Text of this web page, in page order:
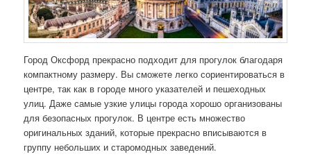
Город Оксфорд прекрасно подходит для прогулок благодаря
компактному размеру. Вы сможете легко сориентироваться в
центре, так как в городе много указателей и пешеходных
улиц. Даже самые узкие улицы города хорошо организованы
для безопасных прогулок. В центре есть множество
оригинальных зданий, которые прекрасно вписываются в
группу небольших и старомодных заведений.